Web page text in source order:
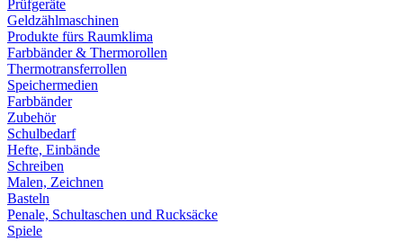
Prüfgeräte
Geldzählmaschinen
Produkte fürs Raumklima
Farbbänder & Thermorollen
Thermotransferrollen
Speichermedien
Farbbänder
Zubehör
Schulbedarf
Hefte, Einbände
Schreiben
Malen, Zeichnen
Basteln
Penale, Schultaschen und Rucksäcke
Spiele